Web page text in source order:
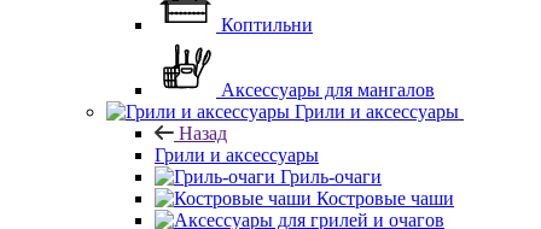
Коптильни
Аксессуары для мангалов
Грили и аксессуары
Назад
Грили и аксессуары
Гриль-очаги
Костровые чаши